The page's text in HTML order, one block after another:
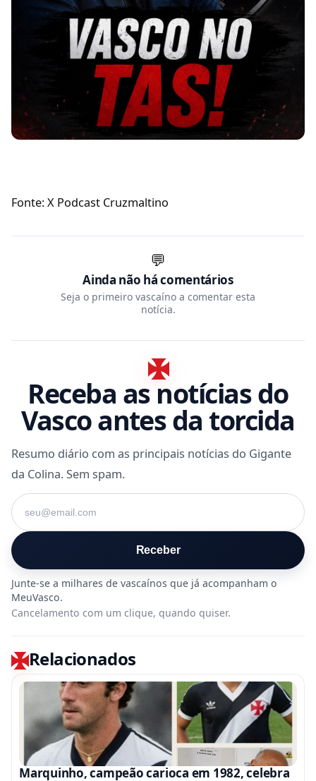
Fonte: X Podcast Cruzmaltino
💬
Ainda não há comentários
Seja o primeiro vascaíno a comentar esta
notícia.
Receba as notícias do
Vasco antes da torcida
Resumo diário com as principais notícias do Gigante
da Colina. Sem spam.
Seu e-mail
Receber
Cancelamento com um clique, quando quiser.
Relacionados
Marquinho, campeão carioca em 1982, celebra